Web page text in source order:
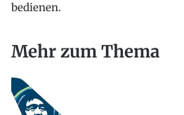
bedienen.
Mehr zum Thema